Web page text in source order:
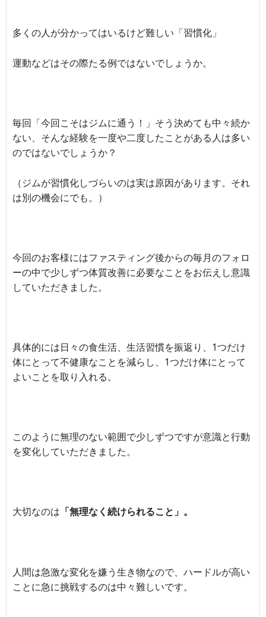
多くの人が分かってはいるけど難しい「習慣化」
運動などはその際たる例ではないでしょうか。
毎回「今回こそはジムに通う！」そう決めても中々続か
ない、そんな経験を一度や二度したことがある人は多い
のではないでしょうか？
（ジムが習慣化しづらいのは実は原因があります。それ
は別の機会にでも。）
今回のお客様にはファスティング後からの毎月のフォロ
ーの中で少しずつ体質改善に必要なことをお伝えし意識
していただきました。
具体的には日々の食生活、生活習慣を振返り、1つだけ
体にとって不健康なことを減らし、1つだけ体にとって
よいことを取り入れる。
このように無理のない範囲で少しずつですが意識と行動
を変化していただきました。
大切なのは 「無理なく続けられること」。
人間は急激な変化を嫌う生き物なので、ハードルが高い
ことに急に挑戦するのは中々難しいです。